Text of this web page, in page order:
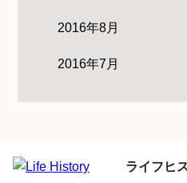
2016年8月
2016年7月
ライフヒ